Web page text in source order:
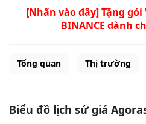
[Nhấn vào đây] Tặng gói
BINANCE dành
Tổng quan Thị trường
Biểu đồ lịch sử giá